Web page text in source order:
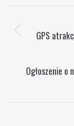
wpisów
GPS
Ogłoszenie o